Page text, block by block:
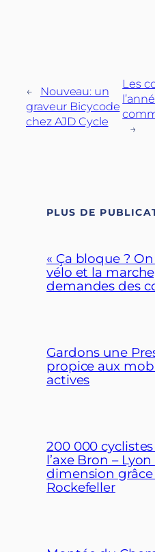
←
Nouveau: un
graveur Bicycode
chez AJD Cycle
Les
→
PLUS DE
« Ça bloque ?
vélo et la
demandes des
Gardons une
propice aux
actives
200 000
l’axe Bron –
dimension grâce
Rockefeller